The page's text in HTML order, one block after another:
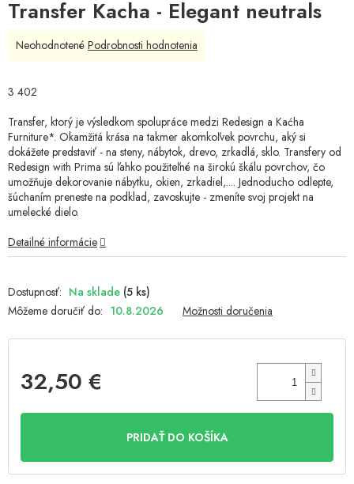
Transfer Kacha - Elegant neutrals
Na sklade (5 ks)
Môžeme doručiť do: 10.8.2026 Možnosti doručenia
32,50 €
PRIDAŤ DO KOŠÍKA
3 402
Transfer, ktorý je výsledkom spolupráce medzi Redesign a Kaćha
Furniture*. Okamžitá krása na takmer akomkoľvek povrchu, aký si
dokážete predstaviť - na steny, nábytok, drevo, zrkadlá, sklo. Transfery od
Redesign with Prima sú ľahko použiteľné na širokú škálu povrchov, čo
umožňuje dekorovanie nábytku, okien, zrkadiel,.... Jednoducho odlepte,
šúchaním preneste na podklad, zavoskujte - zmeníte svoj projekt na
umelecké dielo.
Detailné informácie
Priemerné
je
z
5
hviezdičiek.
Neohodnotené Podrobnosti hodnotenia